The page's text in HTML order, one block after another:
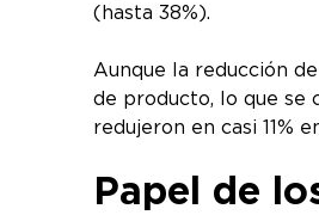
(hasta 38%).
Aunque la reducción
de producto, lo que se
redujeron en casi 11%
Papel de